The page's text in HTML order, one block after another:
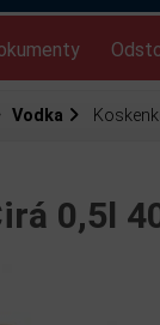
Vodka
0,5l